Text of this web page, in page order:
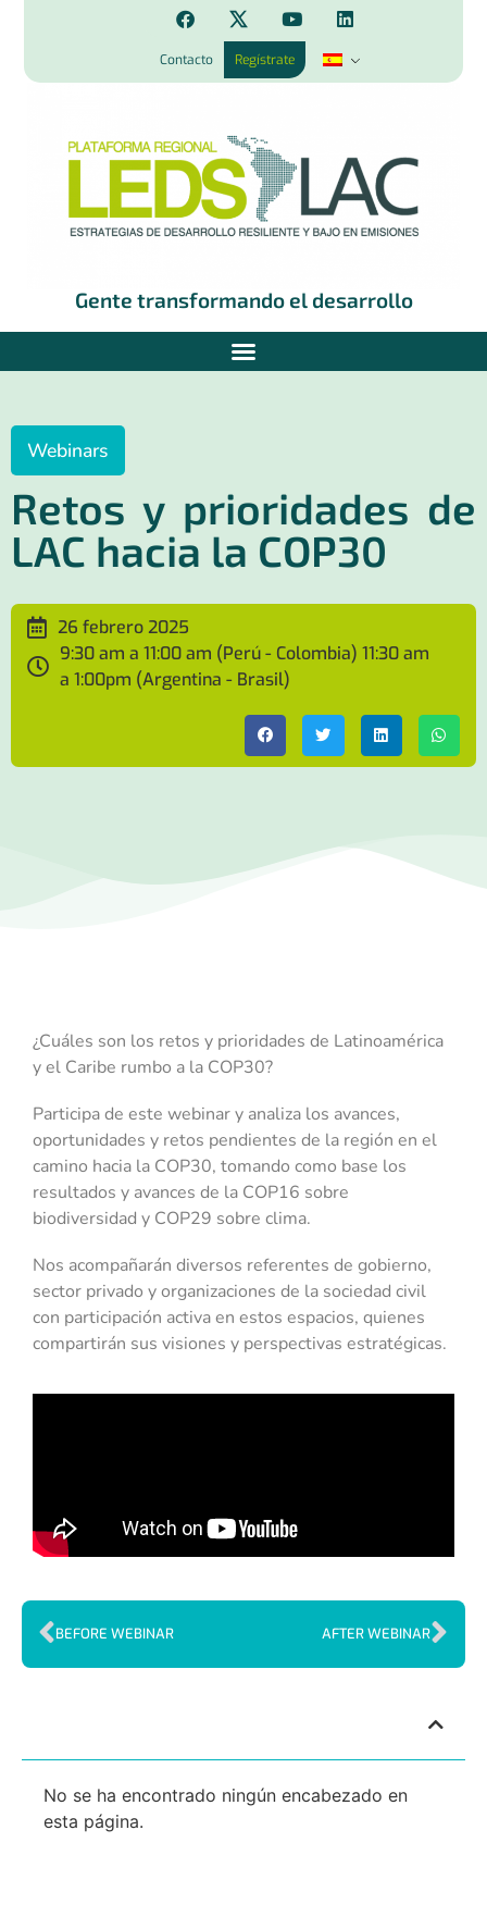
Contacto Regístrate
Gente transformando el desarrollo
Webinars
Retos y prioridades de
LAC hacia la COP30
26 febrero 2025
9:30 am a 11:00 am (Perú - Colombia) 11:30 am
a 1:00pm (Argentina - Brasil)
¿Cuáles son los retos y prioridades de Latinoamérica
y el Caribe rumbo a la COP30?
Participa de este webinar y analiza los avances,
oportunidades y retos pendientes de la región en el
camino hacia la COP30, tomando como base los
resultados y avances de la COP16 sobre
biodiversidad y COP29 sobre clima.
Nos acompañarán diversos referentes de gobierno,
sector privado y organizaciones de la sociedad civil
con participación activa en estos espacios, quienes
compartirán sus visiones y perspectivas estratégicas.
BEFORE WEBINAR AFTER WEBINAR
No se ha encontrado ningún encabezado en
esta página.